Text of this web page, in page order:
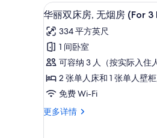
显
示
华
丽
双
床
无
7
华丽双床房, 无烟房 (For
334 平方英尺
1 间卧室
可容纳 3 人（按实际入住
2 张单人床和 1 张单人壁
免费 Wi-Fi
更多详情
华